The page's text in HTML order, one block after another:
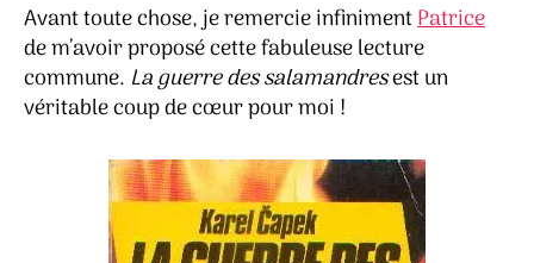
Avant toute chose, je remercie infinimentPatrice
de m’avoir proposé cette fabuleuse lecture
commune. La guerre des salamandresest un
véritable coup de cœur pour moi !